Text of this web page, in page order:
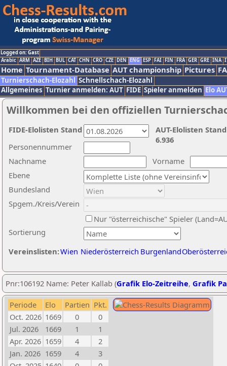
Logged on: Gast
Arabic ARM AZE BIH BUL CAT CHN CRO CZE DEN ENG ESP FAI FIN FRA GER GRE INA
Home Tournament-Database AUT championship Pictures
Turnierschach-Elozahl Schnellschach-Elozahl
Allgemeines Turnier anmelden: AUT FIDE Spieler anmelden Elo
Willkommen bei den offiziellen
Nachname
Vorname
Ebene
Sortierung
Personennummer
Bundesland
Spgem./Kreis/Verein
Nur "österreichische" Spieler
Vereinslisten:Wien Niederösterreich Burgenland
AUT-Elolisten
6.936
FIDE-Elolisten Stand
Pnr:106192 Name: Peter Kallab (Grafik Elo-Zeitreihe, Grafik
Periode Elo Partien Pkt.
Oct. 2026 1669 0
0
Jul. 2026
1669 1
1
Apr. 2026 1659 4
2
Jan. 2026 1659 4
3